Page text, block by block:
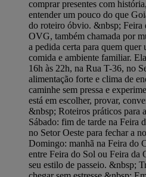
comprar presentes com
entender um pouco do que
do roteiro óbvio. &nbsp;
OVG, também chamada por
a pedida certa para quem
comida e ambiente familiar.
16h às 22h, na Rua T-36, no
alimentação forte e clima de
caminhe sem pressa e
está em escolher, provar,
&nbsp; Roteiros práticos para
Sábado: fim de tarde na Feira
no Setor Oeste para fechar a
Domingo: manhã na Feira do
entre Feira do Sol ou Feira da
seu estilo de passeio. &nbsp;